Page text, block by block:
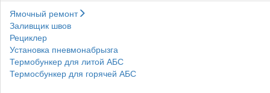
Ямочный ремонт
Заливщик швов
Рециклер
Установка пневмонабрызга
Термобункер для литой АБС
Термосбункер для горячей АБС